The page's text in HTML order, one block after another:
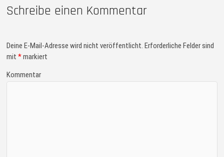
Schreibe einen Kommentar
Deine E-Mail-Adresse wird nicht veröffentlicht. Erforderliche Felder sind
mit*markiert
Kommentar